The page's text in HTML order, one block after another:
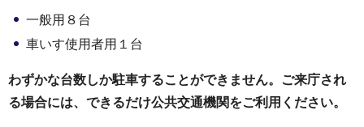
一般用８台
車いす使用者用１台
わずかな台数しか駐車することができません。ご来庁され
る場合には、できるだけ公共交通機関をご利用ください。